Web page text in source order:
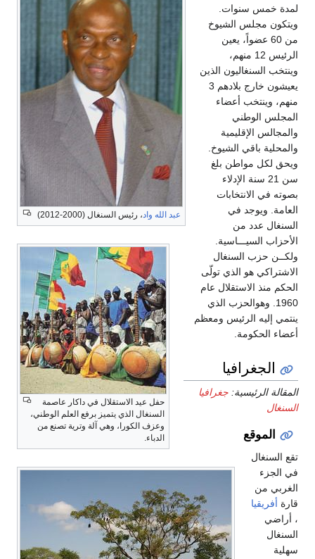
عبد الله واد ، رئيس السنغال (2000-2012)
حفل عيد الاستقلال في داكار عاصمة
السنغال الذي يتميز برفع العلم الوطني،
وعزف الكورا، وهي آلة وترية تصنع من
الدباء.
لمدة خمس سنوات.
ويتكون مجلس الشيوخ
من 60 عضواً، يعين
الرئيس 12 منهم،
وينتخب السنغاليون الذين
يعيشون خارج بلادهم 3
منهم، وينتخب أعضاء
المجلس الوطني
والمجالس الإقليمية
والمحلية باقي الشيوخ.
ويحق لكل مواطن بلغ
سن 21 سنة الإدلاء
بصوته في الانتخابات
العامة. ويوجد في
السنغال عدد من
الأحزاب السيـــاسية.
ولكــن حزب السنغال
الاشتراكي هو الذي تولّى
الحكم منذ الاستقلال عام
1960. وهوالحزب الذي
ينتمي إليه الرئيس ومعظم
أعضاء الحكومة.
الجغرافيا
المقالة الرئيسية: جغرافيا
السنغال
الموقع
تقع السنغال
في الجزء
الغربي من
قارة أفريقيا
، أراضي
السنغال
سهلية